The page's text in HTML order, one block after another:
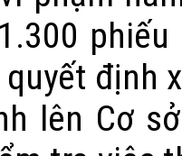
định
lên Cơ